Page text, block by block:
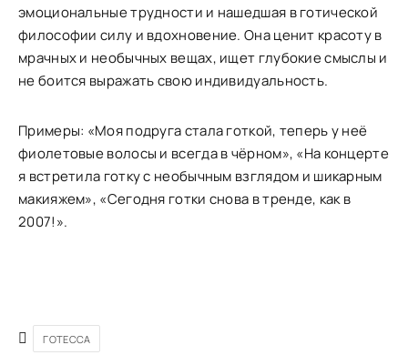
эмоциональные трудности и нашедшая в готической
философии силу и вдохновение. Она ценит красоту в
мрачных и необычных вещах, ищет глубокие смыслы и
не боится выражать свою индивидуальность.
Примеры: «Моя подруга стала готкой, теперь у неё
фиолетовые волосы и всегда в чёрном», «На концерте
я встретила готку с необычным взглядом и шикарным
макияжем», «Сегодня готки снова в тренде, как в
2007!».
ГОТЕССА